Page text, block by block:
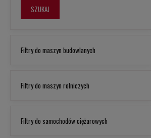
SZUKAJ
Filtry do maszyn budowlanych
Filtry do maszyn rolniczych
Filtry do samochodów ciężarowych